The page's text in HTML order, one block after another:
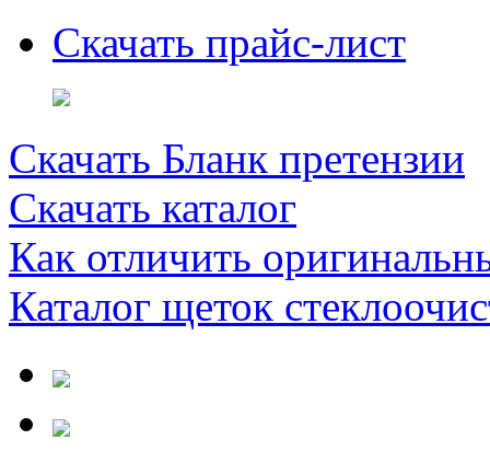
Скачать прайс-лист
Скачать Бланк претензии
Скачать каталог
Как отличить
Каталог щеток